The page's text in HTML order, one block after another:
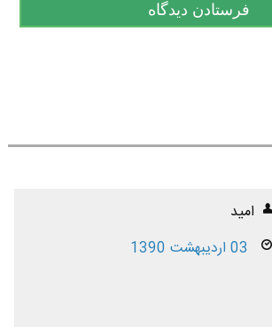
امید
03 اردیبهشت 1390